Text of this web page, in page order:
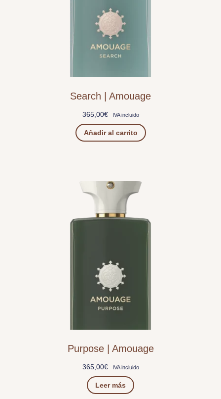
Search | Amouage
365,00€ IVA incluido
Añadir al carrito
Purpose | Amouage
365,00€ IVA incluido
Leer más